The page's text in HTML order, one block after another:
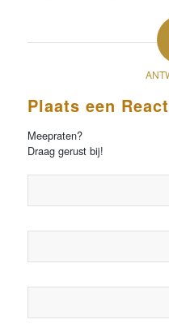
Plaats een
Meepraten?
Draag gerust bij!